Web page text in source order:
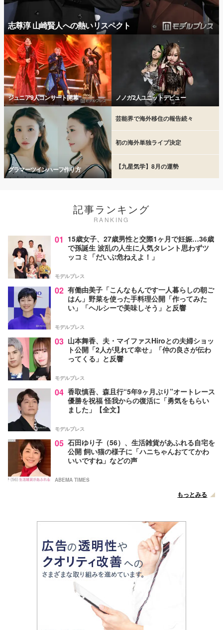
志尊淳 山崎賢人への熱いリスペクト
ジュニア9人コンサート開幕 ノノガ2人ユニットデビュー
グラマーツインハーフ作り方
芸能界で海外移住の報告続々
初の海外単独ライブ決定
【九星気学】8月の運勢
記事ランキング
RANKING
01 15歳女子、27歳男性と交際1ヶ月で妊娠…36歳
で孫誕生 波乱の人生に人気タレント思わずツ
ッコミ「だいぶ危ねえよ！」
モデルプレス
02 有働由美子「こんなもんです一人暮らしの朝ご
はん」野菜を使った手料理公開「作ってみた
い」「ヘルシーで美味しそう」と反響
モデルプレス
03 山本舞香、夫・マイファスHiroとの夫婦ショッ
ト公開「2人が見れて幸せ」「仲の良さが伝わ
ってくる」と反響
モデルプレス
04 香取慎吾、森且行“5年9ヶ月ぶり”オートレース
優勝を祝福 怪我からの復活に「勇気をもらい
ました」【全文】
モデルプレス
05 石田ゆり子（56）、生活雑貨があふれる自宅を
公開 飼い猫の様子に「ハニちゃんおててかわ
いいですね」などの声
ABEMA TIMES
もっとみる